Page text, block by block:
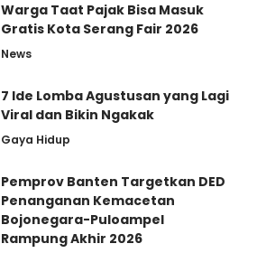
Warga Taat Pajak Bisa Masuk
Gratis Kota Serang Fair 2026
News
7 Ide Lomba Agustusan yang Lagi
Viral dan Bikin Ngakak
Gaya Hidup
Pemprov Banten Targetkan DED
Penanganan Kemacetan
Bojonegara-Puloampel
Rampung Akhir 2026